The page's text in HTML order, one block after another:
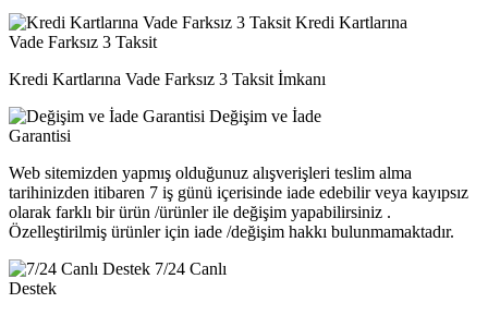
Kredi Kartlarına
Vade Farksız 3 Taksit
Kredi Kartlarına Vade Farksız 3 Taksit İmkanı
Değişim ve İade
Garantisi
Web sitemizden yapmış olduğunuz alışverişleri teslim alma
tarihinizden itibaren 7 iş günü içerisinde iade edebilir veya kayıpsız
olarak farklı bir ürün /ürünler ile değişim yapabilirsiniz .
Özelleştirilmiş ürünler için iade /değişim hakkı bulunmamaktadır.
7/24 Canlı
Destek